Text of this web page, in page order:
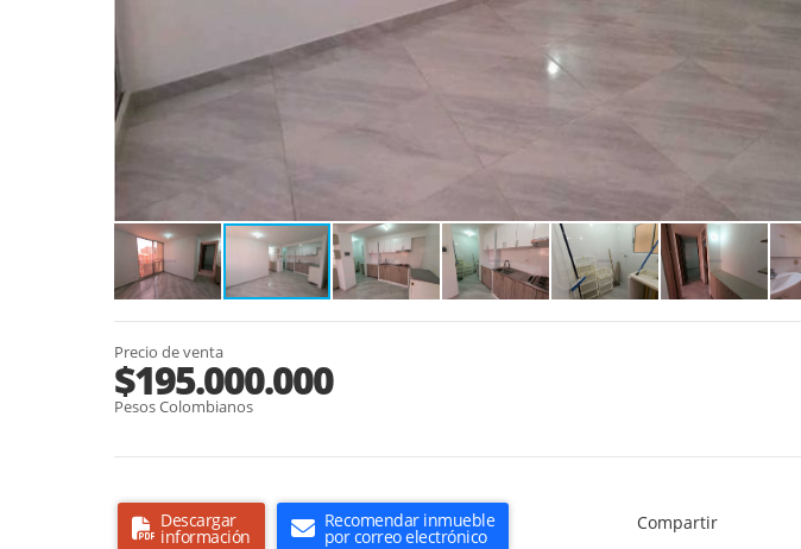
Precio de venta
$195.000.000
Pesos Colombianos
Descargar
información
Recomendar inmueble
por correo electrónico
Compartir